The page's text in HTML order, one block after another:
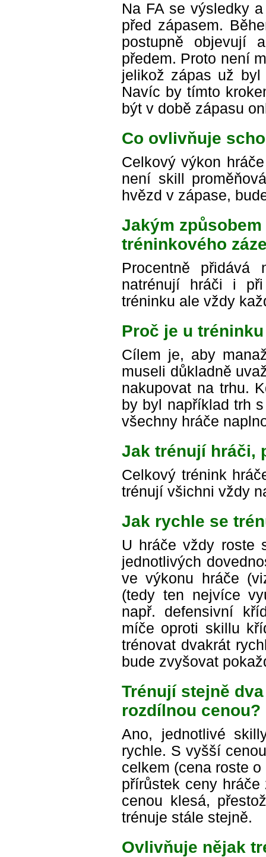
Na FA se výsledky
před zápasem.
postupně objevují
předem. Proto není
jelikož zápas už byl
Navíc by tímto
být v době zápasu
Co ovlivňuje
Celkový výkon
není skill
hvězd v zápase,
Jakým
tréninkového
Procentně
natrénují hráči i
tréninku ale vždy
Proč je u
Cílem je, aby
museli důkladně
nakupovat na trhu.
by byl například trh
všechny hráče
Jak trénují hráči,
Celkový trénink
trénují všichni vždy
Jak rychle se
U hráče vždy roste
jednotlivých
ve výkonu hráče
(tedy ten nejvíce
např. defensivní
míče oproti skillu
trénovat dvakrát
bude zvyšovat
Trénují stejně
rozdílnou cenou?
Ano, jednotlivé
rychle. S vyšší
celkem (cena roste
přírůstek ceny
cenou klesá,
trénuje stále stejně.
Ovlivňuje nějak